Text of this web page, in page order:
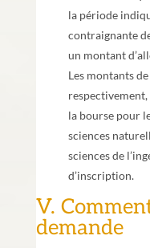
la période
contraignante
un montant
Les montants
la bourse pour
sciences
sciences de
d’inscription.
V.
demande